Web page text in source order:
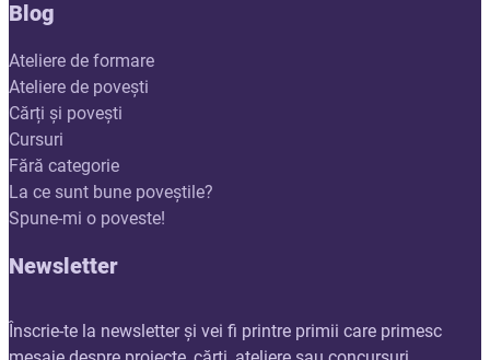
Blog
Ateliere de formare
Ateliere de povești
Cărți și povești
Cursuri
Fără categorie
La ce sunt bune poveștile?
Spune-mi o poveste!
Newsletter
Înscrie-te la newsletter și vei fi printre primii care primesc